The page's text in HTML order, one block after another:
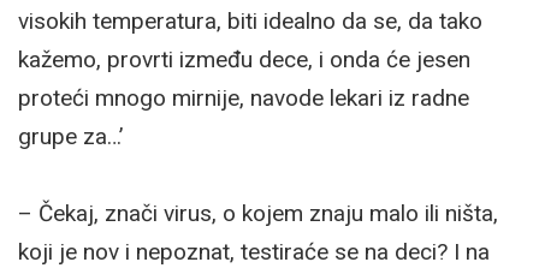
visokih temperatura, biti idealno da se, da tako
kažemo, provrti između dece, i onda će jesen
proteći mnogo mirnije, navode lekari iz radne
grupe za…’
– Čekaj, znači virus, o kojem znaju malo ili ništa,
koji je nov i nepoznat, testiraće se na deci? I na